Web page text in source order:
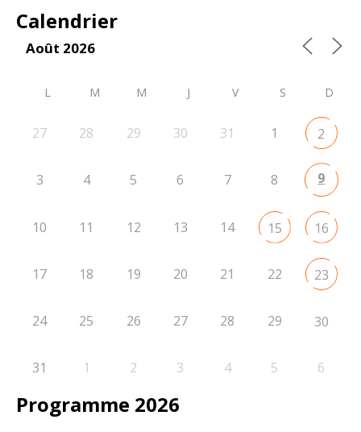
Calendrier
Août 2026
L M M J V S D
27 28 29 30 31 1 2
3 4 5 6 7 8 9
10 11 12 13 14 15 16
17 18 19 20 21 22 23
24 25 26 27 28 29 30
31 1 2 3 4 5 6
Programme 2026